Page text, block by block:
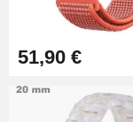
51,90 €